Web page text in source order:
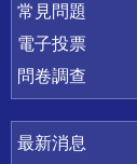
常見問題
電子投票
問卷調查
最新消息